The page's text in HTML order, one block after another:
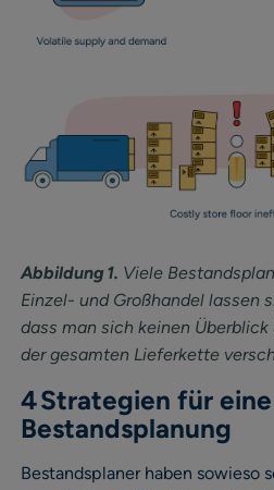
Abbildung 1. Viele
Einzel- und Großhandel lassen
dass man sich keinen
der gesamten Lieferkette
4 Strategien für
Bestandsplanung
Bestandsplaner haben sowieso